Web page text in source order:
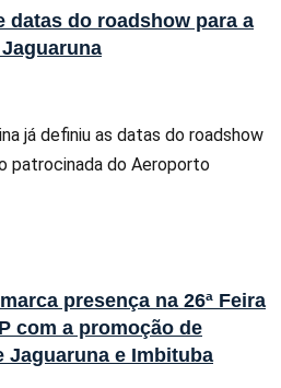
datas do roadshow para a
já definiu as datas do roadshow
patrocinada do Aeroporto
presença na 26ª Feira
com a promoção de
e Imbituba